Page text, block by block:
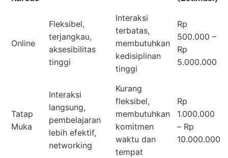
Online
Fleksibel,
terjangkau,
aksesibilitas
tinggi
Interaksi
terbatas,
membutuhkan
kedisiplinan
tinggi
Rp
500.000 –
Rp
5.000.000
Tatap
Muka
Interaksi
langsung,
pembelajaran
lebih efektif,
networking
Kurang
fleksibel,
membutuhkan
komitmen
waktu dan
tempat
Rp
1.000.000
– Rp
10.000.000